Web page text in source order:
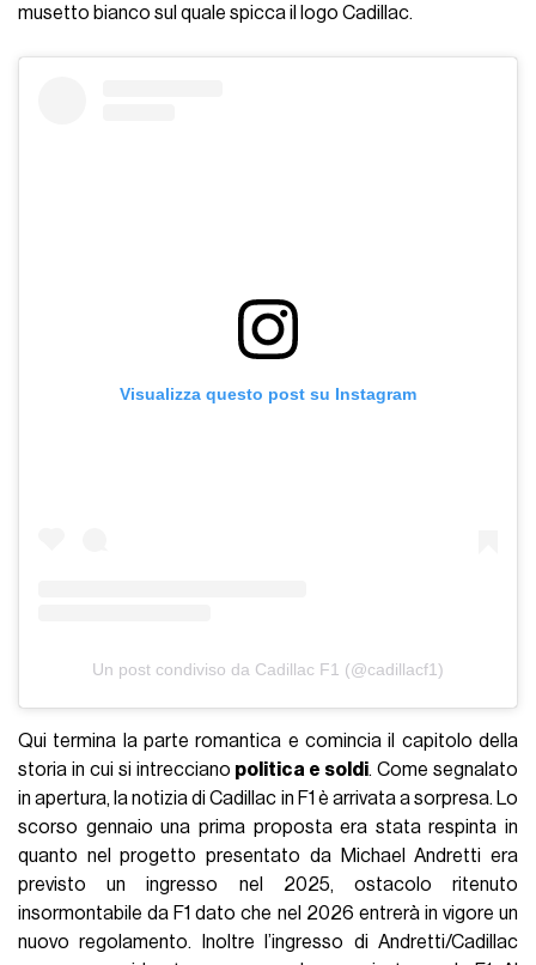
musetto bianco sul quale spicca il logo Cadillac.
Visualizza questo post su Instagram
Un post condiviso da Cadillac F1 (@cadillacf1)
Qui termina la parte romantica e comincia il capitolo della
storia in cui si intrecciano politica e soldi. Come segnalato
in apertura, la notizia di Cadillac in F1 è arrivata a sorpresa. Lo
scorso gennaio una prima proposta era stata respinta in
quanto nel progetto presentato da Michael Andretti era
previsto un ingresso nel 2025, ostacolo ritenuto
insormontabile da F1 dato che nel 2026 entrerà in vigore un
nuovo regolamento. Inoltre l’ingresso di Andretti/Cadillac